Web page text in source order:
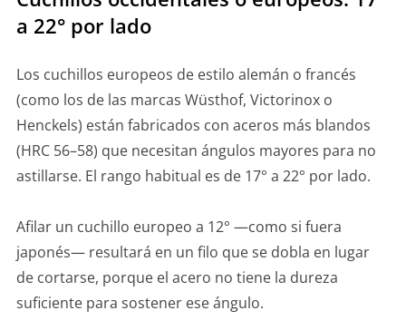
a 22° por lado
Los cuchillos europeos de estilo alemán o francés
(como los de las marcas Wüsthof, Victorinox o
Henckels) están fabricados con aceros más blandos
(HRC 56–58) que necesitan ángulos mayores para no
astillarse. El rango habitual es de 17° a 22° por lado.
Afilar un cuchillo europeo a 12° —como si fuera
japonés— resultará en un filo que se dobla en lugar
de cortarse, porque el acero no tiene la dureza
suficiente para sostener ese ángulo.